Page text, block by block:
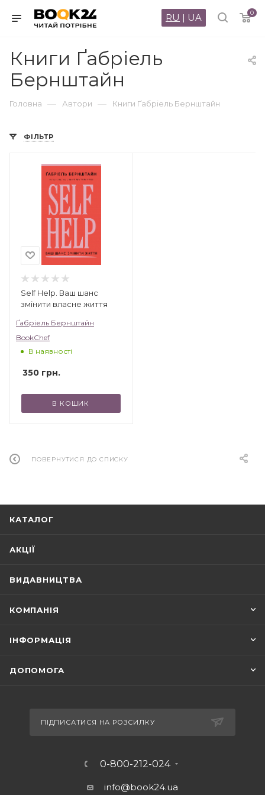
0
RU | UA
Книги Ґабріель
Бернштайн
Головна — Автори — Книги Ґабріель Бернштайн
ФІЛЬТР
Self Help. Ваш шанс
змінити власне життя
Ґабріель Бернштайн
BookChef
В наявності
350 грн.
В КОШИК
ПОВЕРНУТИСЯ ДО СПИСКУ
КАТАЛОГ
АКЦІЇ
ВИДАВНИЦТВА
КОМПАНІЯ
ІНФОРМАЦІЯ
ДОПОМОГА
ПІДПИСАТИСЯ НА РОЗСИЛКУ
0-800-212-024
info@book24.ua